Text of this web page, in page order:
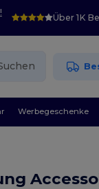
Über 1K
Werbegeschenke